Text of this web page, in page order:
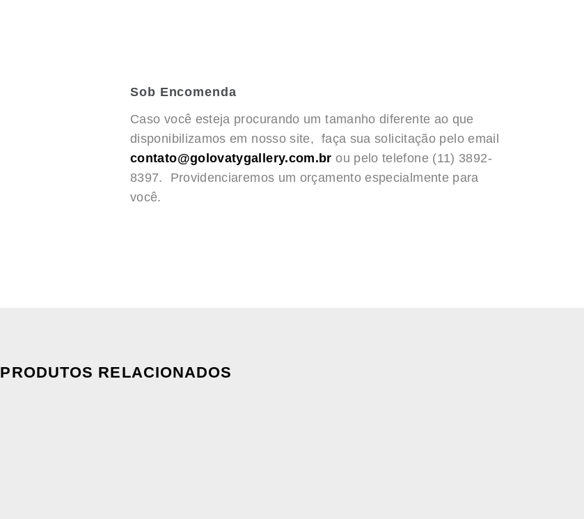
Sob Encomenda
Caso você esteja procurando um tamanho diferente ao que
disponibilizamos em nosso site, faça sua solicitação pelo email
contato@golovatygallery.com.br ou pelo telefone (11) 3892-
8397. Providenciaremos um orçamento especialmente para
você.
PRODUTOS RELACIONADOS